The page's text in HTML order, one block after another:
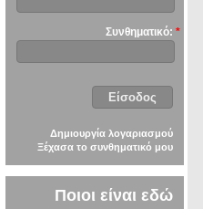
Συνθηματικό: *
Δημιουργία λογαριασμού
Ξέχασα το συνθηματικό μου
Ποιοι είναι εδώ